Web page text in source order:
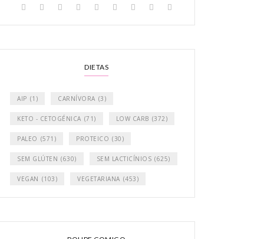
DIETAS
AIP (1) CARNÍVORA (3)
KETO - CETOGÉNICA (71) LOW CARB (372)
PALEO (571) PROTEICO (30)
SEM GLÚTEN (630) SEM LACTICÍNIOS (625)
VEGAN (103) VEGETARIANA (453)